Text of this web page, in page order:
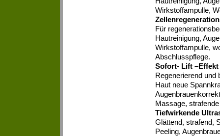
Wirkstoffampulle,
Für
Hautreinigung,
Wirkstoffampulle,
Abschlusspflege.
Sofort- Lift –Effekt
Regenerierend und
Haut neue
Massage,
Tiefwirkende
Glättend, strafend,
Peeling,